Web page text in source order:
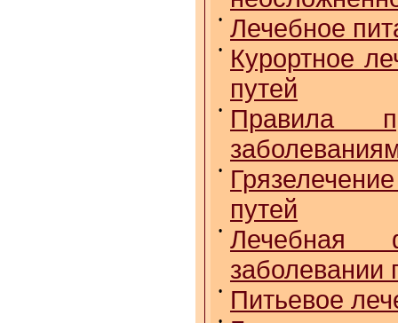
• Лечебное
•
Курортное
путей
•
Правила
•
путей
•
Лечебная
заболевании
• Питьевое